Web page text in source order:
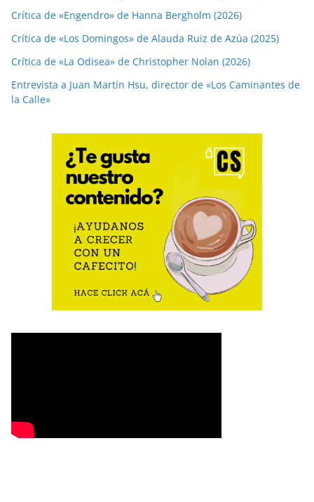
Crítica de «Engendro» de Hanna Bergholm (2026)
Crítica de «Los Domingos» de Alauda Ruiz de Azúa (2025)
Crítica de «La Odisea» de Christopher Nolan (2026)
Entrevista a Juan Martín Hsu, director de «Los Caminantes de
la Calle»